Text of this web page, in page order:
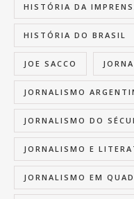
HISTÓRIA DA
HISTÓRIA DO BRASIL
JOE SACCO
JORNALISMO
JORNALISMO DO
JORNALISMO E
JORNALISMO EM